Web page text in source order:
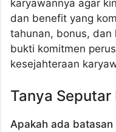
karyawannya agar
dan benefit yang
tahunan, bonus, dan
bukti komitmen
kesejahteraan
Tanya Seputar
Apakah ada